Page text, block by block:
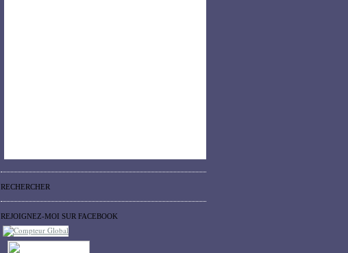
RECHERCHER
REJOIGNEZ-MOI SUR FACEBOOK